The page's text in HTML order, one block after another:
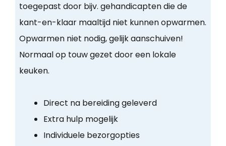
toegepast door bijv. gehandicapten die de
kant-en-klaar maaltijd niet kunnen opwarmen.
Opwarmen niet nodig, gelijk aanschuiven!
Normaal op touw gezet door een lokale
keuken.
Direct na bereiding geleverd
Extra hulp mogelijk
Individuele bezorgopties